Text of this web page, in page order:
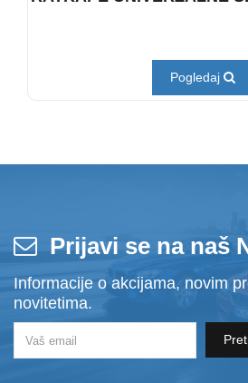
Pogledaj
Prijavi se na naš
Informacije o akcijama, novim
novitetima.